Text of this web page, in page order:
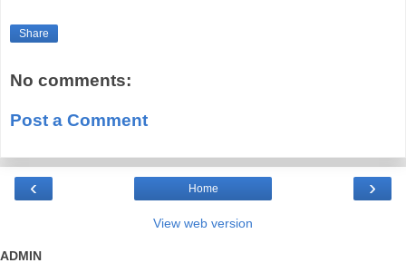
Share
No comments:
Post a Comment
‹ ›
Home
View web version
ADMIN